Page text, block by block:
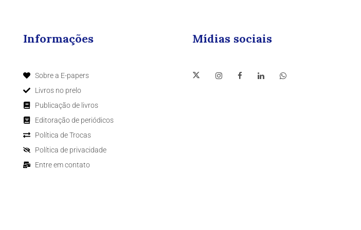
Informações
Sobre a E-papers
Livros no prelo
Publicação de livros
Editoração de periódicos
Política de Trocas
Política de privacidade
Entre em contato
Mídias sociais